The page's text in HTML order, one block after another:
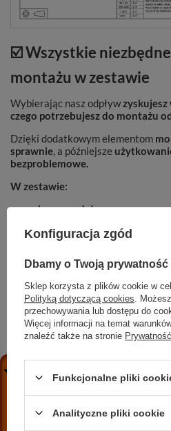
☑️ Wszystkie
montażu w zestawie
Wybierając nasz odpływzyskujesz
czego potrzebujesz do montażu
Dzięki dodatkowym elementom
sprawnie, a późniejsze
bezproblemowe.
W zestawie:
korpus odpływu
regulowane, stabilne nóżki
osadnik
mata uszczelniająca
dystanse
redukcja fi40 na fi50
haczyk do zdejmowania
instrukcja montażu
Konfiguracja zgód
Dbamy o Twoją prywatność
Sklep korzysta z plików cookie w
Polityką dotyczącą cookies .
przechowywania lub dostępu do
Więcej informacji na temat
znaleźć także na stronie
Funkcjonalne pliki
Analityczne pliki cookie